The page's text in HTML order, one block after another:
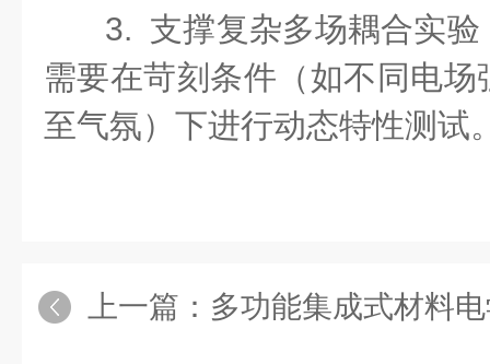
3. 支撑复杂多场耦合实
需要在苛刻条件（如不同电
至气氛）下进行动态特性测试
上一篇： 多功能集成式材料